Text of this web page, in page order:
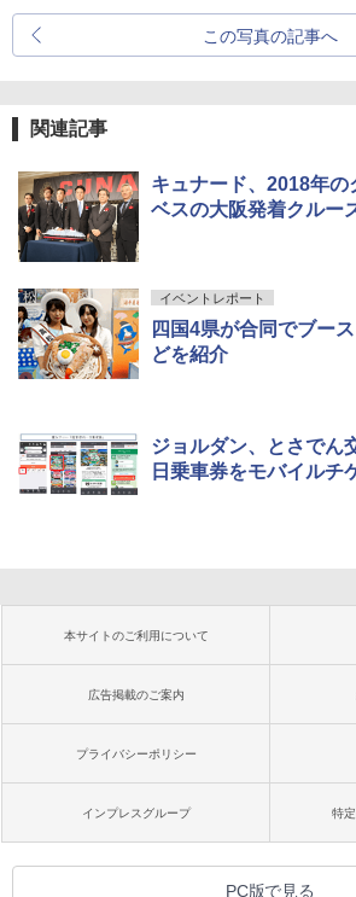
この写真の記事へ
関連記事
キュナード、2018年の
ベスの大阪発着クルー
イベントレポート
四国4県が合同でブー
どを紹介
ジョルダン、とさでん
日乗車券をモバイルチ
本サイトのご利用について
広告掲載のご案内
プライバシーポリシー
インプレスグループ 特
PC版で見る